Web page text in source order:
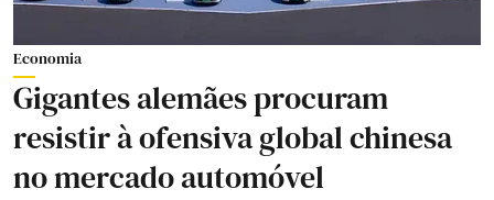
Economia
Gigantes alemães procuram
resistir à ofensiva global chinesa
no mercado automóvel